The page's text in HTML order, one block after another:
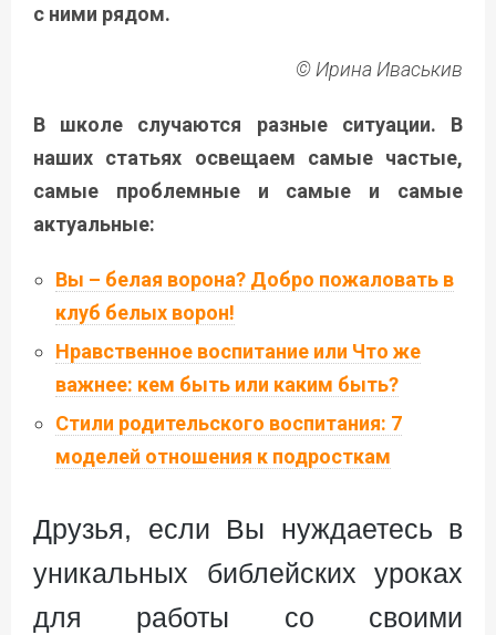
с ними рядом.
© Ирина Иваськив
В школе случаются разные ситуации. В
наших статьях освещаем самые частые,
самые проблемные и самые и самые
актуальные:
Вы – белая ворона? Добро пожаловать в
клуб белых ворон!
Нравственное воспитание или Что же
важнее: кем быть или каким быть?
Стили родительского воспитания: 7
моделей отношения к подросткам
Друзья, если Вы нуждаетесь в
уникальных библейских уроках
для работы со своими